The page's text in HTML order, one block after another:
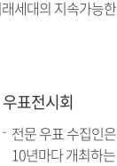
세대의 지속가능
우표전시회
전문 우표 수집인
10년마다 개최하